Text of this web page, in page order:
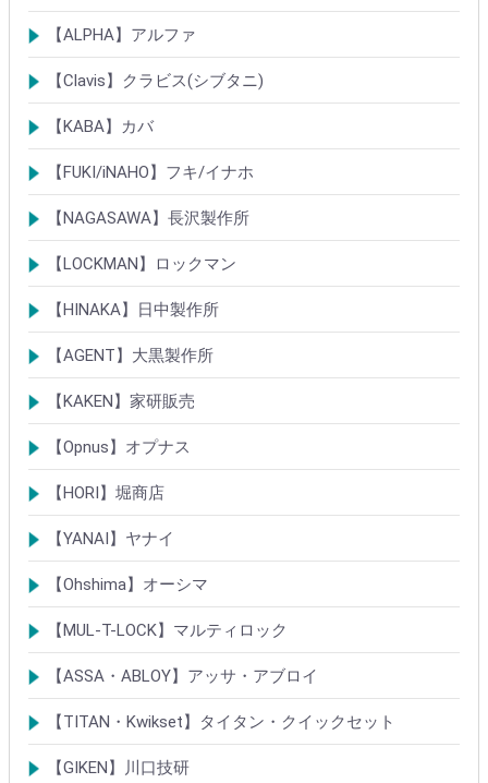
シリンダー
錠
その他
【ALPHA】アルファ
シリンダー
錠
南京錠
【Clavis】クラビス(シブタニ)
シリンダー
錠
【KABA】カバ
シリンダー
錠・ロック製品
【FUKI/iNAHO】フキ/イナホ
TIERKEYシリンダー
ロック製品
【NAGASAWA】長沢製作所
シリンダー
古代・古代ネオ装飾錠
KEYLEX/キーレックス
レバーハンドルシリーズ
【LOCKMAN】ロックマン
メガクロスSPシリンダー
デジタルロック
【HINAKA】日中製作所
SEPA/HDSシリンダー
SEPA・AGE・GIAロック製品
【AGENT】大黒製作所
LSシリンダー
錠・ロック製品
【KAKEN】家研販売
ベルウェーブキー
ロック製品
【Opnus】オプナス
シリンダー
ロック製品
【HORI】堀商店
シリンダー
錠・ロック製品
【YANAI】ヤナイ
Rシリーズシリンダー
ロック製品
【Ohshima】オーシマ
シリンダー
錠・ロック製品
【MUL-T-LOCK】マルティロック
シリンダー
南京錠
【ASSA・ABLOY】アッサ・アブロイ
シリンダー
ロック製品
【TITAN・Kwikset】タイタン・クイックセット
シリンダー
錠
【GIKEN】川口技研